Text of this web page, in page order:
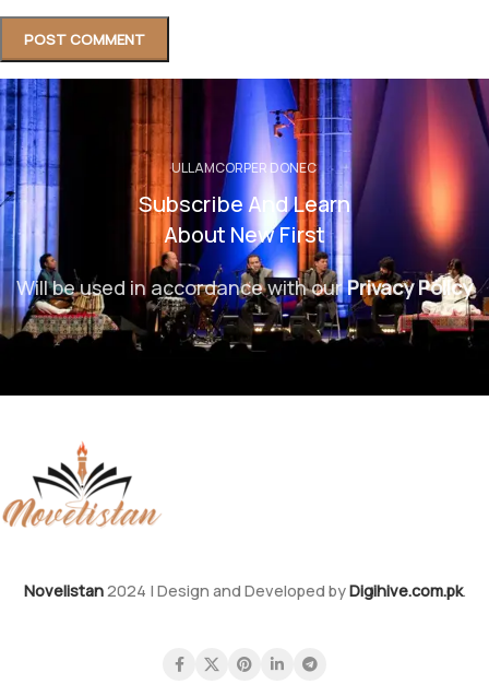
ULLAMCORPER DONEC
Subscribe And Learn
About New First
Will be used in accordance with ourPrivacy Policy
Novelistan2024 | Design and Developed byDigihive.com.pk.